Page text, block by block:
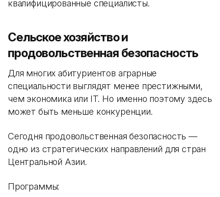
квалифицированные специалисты.
Сельское хозяйство и
продовольственная безопасность
Для многих абитуриентов аграрные
специальности выглядят менее престижными,
чем экономика или IT. Но именно поэтому здесь
может быть меньше конкуренции.
Сегодня продовольственная безопасность —
одно из стратегических направлений для стран
Центральной Азии.
Программы: